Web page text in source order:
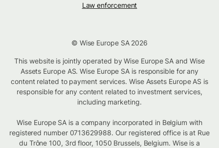
Law enforcement
© Wise Europe SA 2026
This website is jointly operated by Wise Europe SA and Wise
Assets Europe AS. Wise Europe SA is responsible for any
content related to payment services. Wise Assets Europe AS is
responsible for any content related to investment services,
including marketing.
Wise Europe SA is a company incorporated in Belgium with
registered number 0713629988. Our registered office is at Rue
du Trône 100, 3rd floor, 1050 Brussels, Belgium. Wise is a